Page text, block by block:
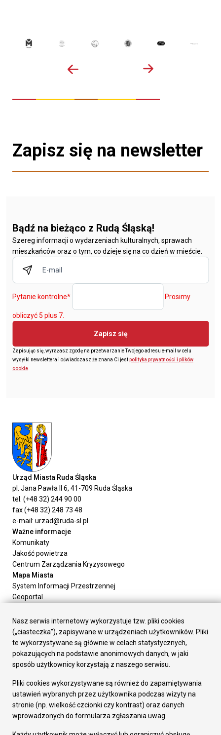
Zapisz się na newsletter
Bądź na bieżąco z Rudą Śląską!
Szereg informacji o wydarzeniach kulturalnych, sprawach
mieszkańców oraz o tym, co dzieje się na co dzień w mieście.
Pytanie kontrolne* Prosimy
obliczyć 5 plus 7.
Zapisz się
Zapisując się, wyrażasz zgodę na przetwarzanie Twojego adresu e-mail w celu
wysyłki newslettera i oświadczasz że znana Ci jestpolityka prywatności i plików
cookie
Urząd Miasta Ruda Śląska
pl. Jana Pawła II 6, 41-709 Ruda Śląska
tel. (+48 32) 244 90 00
fax (+48 32) 248 73 48
e-mail: urzad@ruda-sl.pl
Ważne informacje
Komunikaty
Jakość powietrza
Centrum Zarządzania Kryzysowego
Mapa Miasta
System Informacji Przestrzennej
Geoportal
Załatw sprawę
Prezydent Miasta
Rada Miasta
Wydziały
Elektroniczna Skrzynka Podawcza
Gospodarka
Fundusze europejskie
Środki krajowe
Oferty inwestycyjne
Nasz serwis internetowy wykorzystuje tzw. pliki cookies
(„ciasteczka”), zapisywane w urządzeniach użytkowników. Pliki
te wykorzystywane są głównie w celach statystycznych,
pokazujących na podstawie anonimowych danych, w jaki
sposób użytkownicy korzystają z naszego serwisu.
Pliki cookies wykorzystywane są również do zapamiętywania
ustawień wybranych przez użytkownika podczas wizyty na
stronie (np. wielkość czcionki czy kontrast) oraz danych
wprowadzonych do formularza zgłaszania uwag.